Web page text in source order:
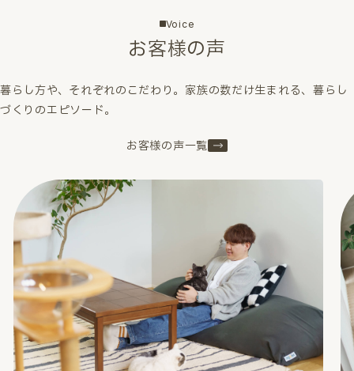
Voice
お客様の声
暮らし方や、それぞれのこだわり。家族の数だけ生まれる、暮らし
づくりのエピソード。
お客様の声一覧